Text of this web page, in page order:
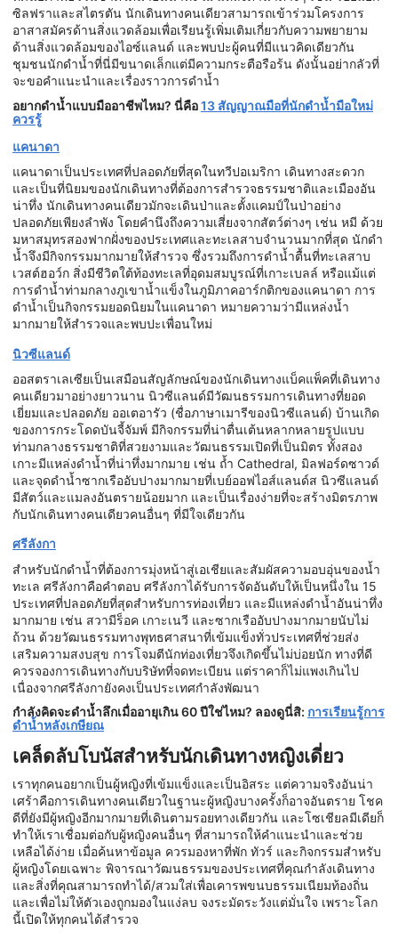
ซิลฟราและสไตรตัน นักเดินทางคนเดียวสามารถเข้าร่วมโครงการ
อาสาสมัครด้านสิ่งแวดล้อมเพื่อเรียนรู้เพิ่มเติมเกี่ยวกับความพยายาม
ด้านสิ่งแวดล้อมของไอซ์แลนด์ และพบปะผู้คนที่มีแนวคิดเดียวกัน
ชุมชนนักดำน้ำที่นี่มีขนาดเล็กแต่มีความกระตือรือร้น ดังนั้นอย่ากลัวที่
จะขอคำแนะนำและเรื่องราวการดำน้ำ
อยากดำน้ำแบบมืออาชีพไหม? นี่คือ13 สัญญาณมือที่นักดำน้ำมือใหม่
ควรรู้
แคนาดา
แคนาดาเป็นประเทศที่ปลอดภัยที่สุดในทวีปอเมริกา เดินทางสะดวก
และเป็นที่นิยมของนักเดินทางที่ต้องการสำรวจธรรมชาติและเมืองอัน
น่าทึ่ง นักเดินทางคนเดียวมักจะเดินป่าและตั้งแคมป์ในป่าอย่าง
ปลอดภัยเพียงลำพัง โดยคำนึงถึงความเสี่ยงจากสัตว์ต่างๆ เช่น หมี ด้วย
มหาสมุทรสองฟากฝั่งของประเทศและทะเลสาบจำนวนมากที่สุด นักดำ
น้ำจึงมีกิจกรรมมากมายให้สำรวจ ซึ่งรวมถึงการดำน้ำตื้นที่ทะเลสาบ
เวสต์ฮอว์ก สิ่งมีชีวิตใต้ท้องทะเลที่อุดมสมบูรณ์ที่เกาะเบลล์ หรือแม้แต่
การดำน้ำท่ามกลางภูเขาน้ำแข็งในภูมิภาคอาร์กติกของแคนาดา การ
ดำน้ำเป็นกิจกรรมยอดนิยมในแคนาดา หมายความว่ามีแหล่งน้ำ
มากมายให้สำรวจและพบปะเพื่อนใหม่
นิวซีแลนด์
ออสตราเลเซียเป็นเสมือนสัญลักษณ์ของนักเดินทางแบ็คแพ็คที่เดินทาง
คนเดียวมาอย่างยาวนาน นิวซีแลนด์มีวัฒนธรรมการเดินทางที่ยอด
เยี่ยมและปลอดภัย ออเตอารัว (ชื่อภาษาเมารีของนิวซีแลนด์) บ้านเกิด
ของการกระโดดบันจี้จัมพ์ มีกิจกรรมที่น่าตื่นเต้นหลากหลายรูปแบบ
ท่ามกลางธรรมชาติที่สวยงามและวัฒนธรรมเปิดที่เป็นมิตร ทั้งสอง
เกาะมีแหล่งดำน้ำที่น่าทึ่งมากมาย เช่น ถ้ำ Cathedral, มิลฟอร์ดซาวด์
และจุดดำน้ำซากเรืออับปางมากมายที่เบย์ออฟไอส์แลนด์ส นิวซีแลนด์
มีสัตว์และแมลงอันตรายน้อยมาก และเป็นเรื่องง่ายที่จะสร้างมิตรภาพ
กับนักเดินทางคนเดียวคนอื่นๆ ที่มีใจเดียวกัน
ศรีลังกา
สำหรับนักดำน้ำที่ต้องการมุ่งหน้าสู่เอเชียและสัมผัสความอบอุ่นของน้ำ
ทะเล ศรีลังกาคือคำตอบ ศรีลังกาได้รับการจัดอันดับให้เป็นหนึ่งใน 15
ประเทศที่ปลอดภัยที่สุดสำหรับการท่องเที่ยว และมีแหล่งดำน้ำอันน่าทึ่ง
มากมาย เช่น สวามีร็อค เกาะเนวี และซากเรืออับปางมากมายนับไม่
ถ้วน ด้วยวัฒนธรรมทางพุทธศาสนาที่เข้มแข็งทั่วประเทศที่ช่วยส่ง
เสริมความสงบสุข การโจมตีนักท่องเที่ยวจึงเกิดขึ้นไม่บ่อยนัก ทางที่ดี
ควรจองการเดินทางกับบริษัทที่จดทะเบียน แต่ราคาก็ไม่แพงเกินไป
เนื่องจากศรีลังกายังคงเป็นประเทศกำลังพัฒนา
กำลังคิดจะดำน้ำลึกเมื่ออายุเกิน 60 ปีใช่ไหม? ลองดูนี่สิ: การเรียนรู้การ
ดำน้ำหลังเกษียณ
เคล็ดลับโบนัสสำหรับนักเดินทางหญิงเดี่ยว
เราทุกคนอยากเป็นผู้หญิงที่เข้มแข็งและเป็นอิสระ แต่ความจริงอันน่า
เศร้าคือการเดินทางคนเดียวในฐานะผู้หญิงบางครั้งก็อาจอันตราย โชค
ดีที่ยังมีผู้หญิงอีกมากมายที่เดินตามรอยทางเดียวกัน และโซเชียลมีเดียก็
ทำให้เราเชื่อมต่อกับผู้หญิงคนอื่นๆ ที่สามารถให้คำแนะนำและช่วย
เหลือได้ง่าย เมื่อค้นหาข้อมูล ควรมองหาที่พัก ทัวร์ และกิจกรรมสำหรับ
ผู้หญิงโดยเฉพาะ พิจารณาวัฒนธรรมของประเทศที่คุณกำลังเดินทาง
และสิ่งที่คุณสามารถทำได้/สวมใส่เพื่อเคารพขนบธรรมเนียมท้องถิ่น
และเพื่อไม่ให้ตัวเองถูกมองในแง่ลบ จงระมัดระวังแต่มั่นใจ เพราะโลก
นี้เปิดให้ทุกคนได้สำรวจ